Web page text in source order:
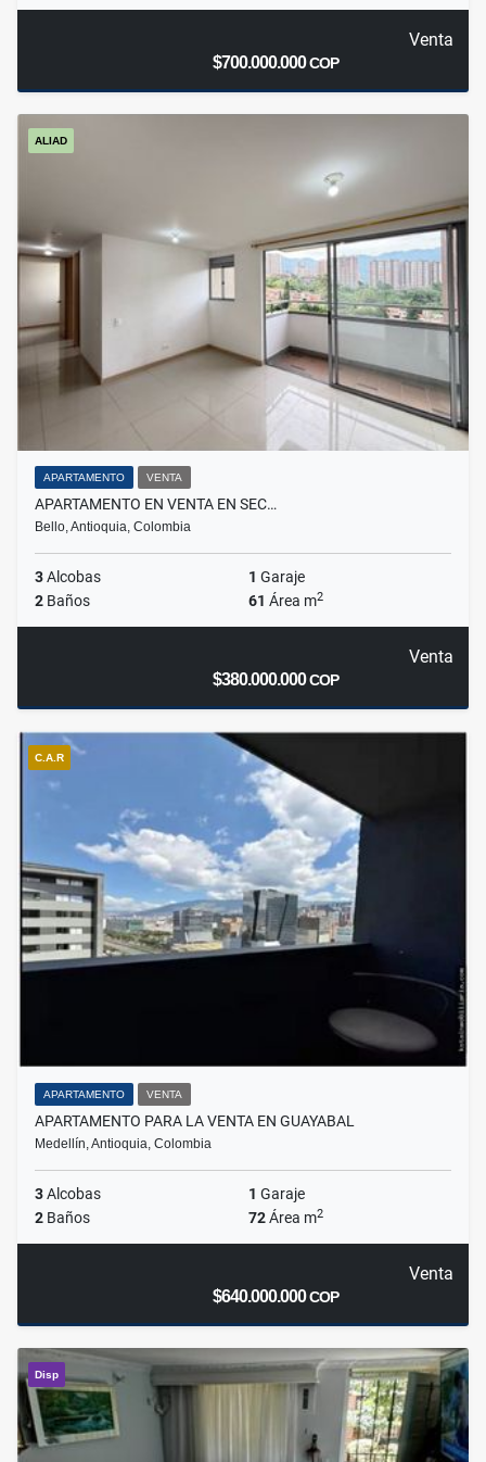
Venta
$700.000.000COP
ALIAD
APARTAMENTO VENTA
APARTAMENTO EN VENTA EN SEC…
Bello, Antioquia, Colombia
3Alcobas 1 Garaje
2 Baños 61 Área m2
Venta
$380.000.000COP
C.A.R
APARTAMENTO VENTA
APARTAMENTO PARA LA VENTA EN GUAYABAL
Medellín, Antioquia, Colombia
3Alcobas 1 Garaje
2 Baños 72Área m2
Venta
$640.000.000COP
Disp